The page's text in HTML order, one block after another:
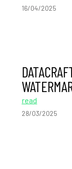
16/04/2025
read
28/03/2025